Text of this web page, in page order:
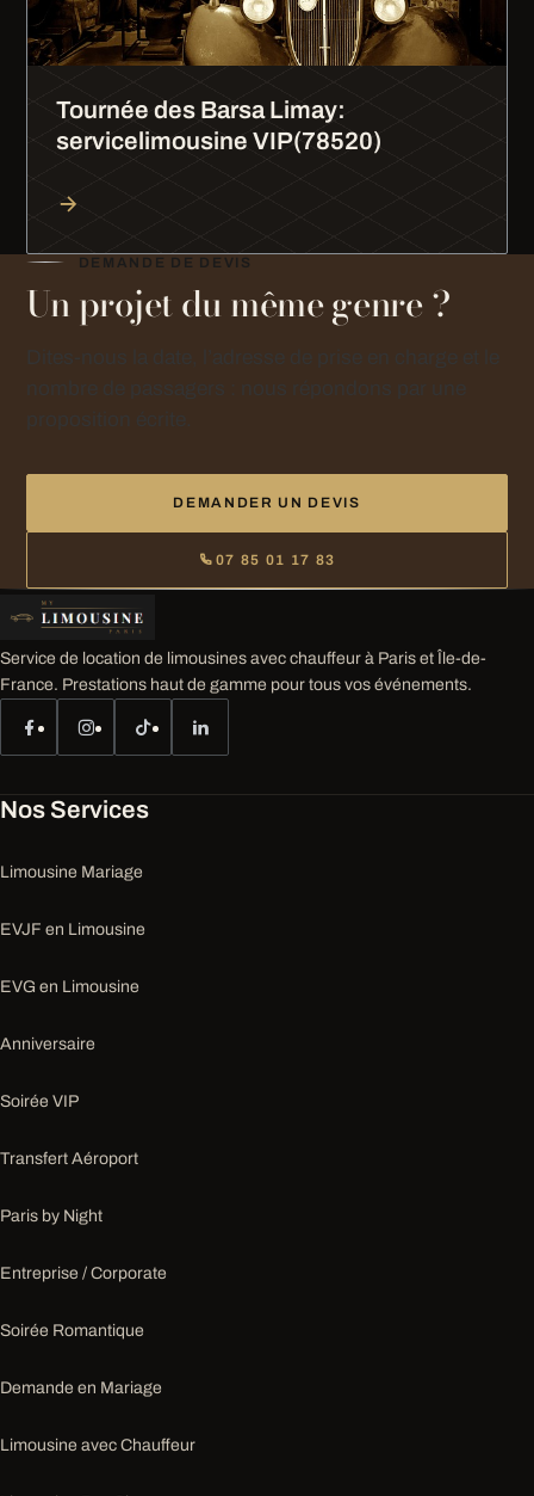
Tournée des Barsa Limay:
servicelimousine VIP(78520)
DEMANDE DE DEVIS
Un projet du même genre ?
DEMANDER UN DEVIS
07 85 01 17 83
Service de location de limousines avec chauffeur à Paris et Île-de-
France. Prestations haut de gamme pour tous vos événements.
Nos Services
Limousine Mariage
EVJF en Limousine
EVG en Limousine
Anniversaire
Soirée VIP
Transfert Aéroport
Paris by Night
Entreprise / Corporate
Soirée Romantique
Demande en Mariage
Limousine avec Chauffeur